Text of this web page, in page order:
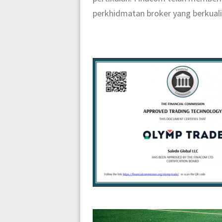
perkhidmatan broker yang